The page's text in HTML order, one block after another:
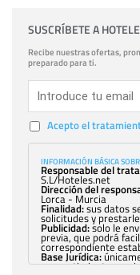
SUSCRÍBETE A
Recibe nuestras ofertas,
preparado para ti.
Acepto el
INFORMACIÓN BÁSICA
Responsable del
S.L/Hoteles.net
Dirección del
Lorca - Murcia
Finalidad:sus datos
solicitudes y
Publicidad:solo le
previa, que podrá
correspondiente
Base Jurídica:
consentimiento